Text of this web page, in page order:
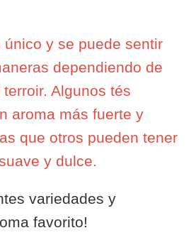
único y se puede sentir
dependiendo de
Algunos tés
aroma más fuerte y
que otros pueden tener
y dulce.
variedades y
favorito!